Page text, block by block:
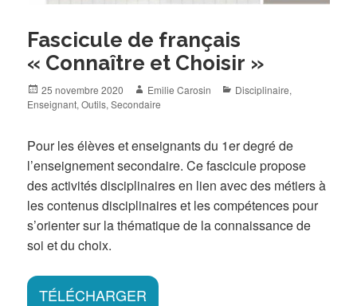
Fascicule de français
« Connaître et Choisir »
Posted
on
25 novembre 2020 Author
Emilie Carosin Categories
Disciplinaire,
Enseignant,Outils,Secondaire
Pour les élèves et enseignants du 1er degré de
l’enseignement secondaire. Ce fascicule propose
des activités disciplinaires en lien avec des métiers à
les contenus disciplinaires et les compétences pour
s’orienter sur la thématique de la connaissance de
soi et du choix.
TÉLÉCHARGER